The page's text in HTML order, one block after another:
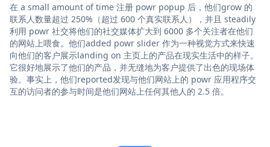
在 a small amount of time 注册 powr popup 后，他们grow 的
联系人数量超过 250%（超过 600 个真实联系人），并且 steadily
利用 powr 社交将他们的社交媒体扩大到 6000 多个关注者在他们
的网站上喂食。他们added powr slider 作为一种视觉方式来快速
向他们的客户展示landing on 主页上的产品在现实生活中的样子。
它很好地展示了他们的产品，并无缝地为客户提供了出色的现场体
验。事实上，他们reported发现与他们网站上的 powr 应用程序交
互的访问者的参与时间是他们网站上任何其他人的 2.5 倍。